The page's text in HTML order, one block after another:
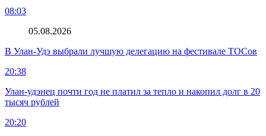
08:03
05.08.2026
В Улан-Удэ выбрали лучшую делегацию на фестивале ТОСов
20:38
Улан-удэнец почти год не платил за тепло и накопил долг в 20
тысяч рублей
20:20